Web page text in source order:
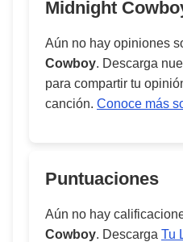
Midnight
Aún no hay opiniones
Cowboy. Descarga
para compartir tu
canción. Conoce más
Puntuaciones
Aún no hay
Cowboy. Descarga Tu